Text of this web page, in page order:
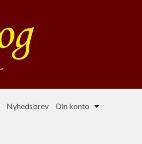
Nyhedsbrev Din konto